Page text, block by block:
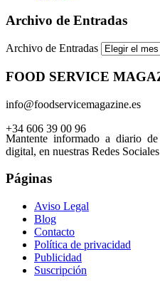
Archivo de Entradas
Archivo de Entradas
FOOD SERVICE
info@foodservicemagazine.es
+34 606 39 00 96
Mantente informado a diario
digital, en nuestras Redes Sociales
Páginas
Aviso Legal
Blog
Contacto
Política de privacidad
Publicidad
Suscripción